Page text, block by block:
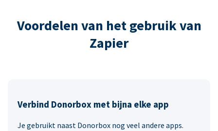
Voordelen van het gebruik van
Zapier
Verbind Donorbox met bijna elke app
Je gebruikt naast Donorbox nog veel andere apps.